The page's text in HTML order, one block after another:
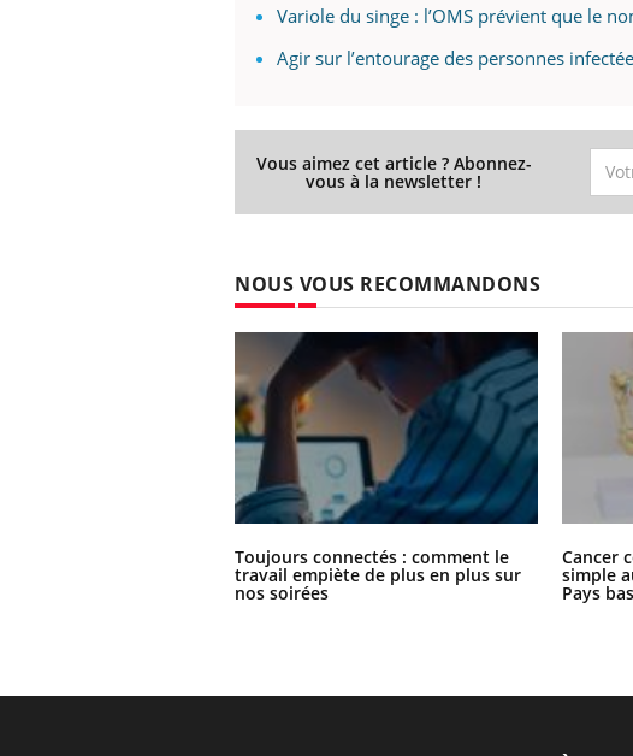
Variole du singe : l’OMS prévient que le
Agir sur l’entourage des personnes
Vous aimez cet article ? Abonnez-
vous à la newsletter !
NOUS VOUS RECOMMANDONS
Toujours connectés : comment le
travail empiète de plus en plus sur
nos soirées
Cancer
simple
Pays